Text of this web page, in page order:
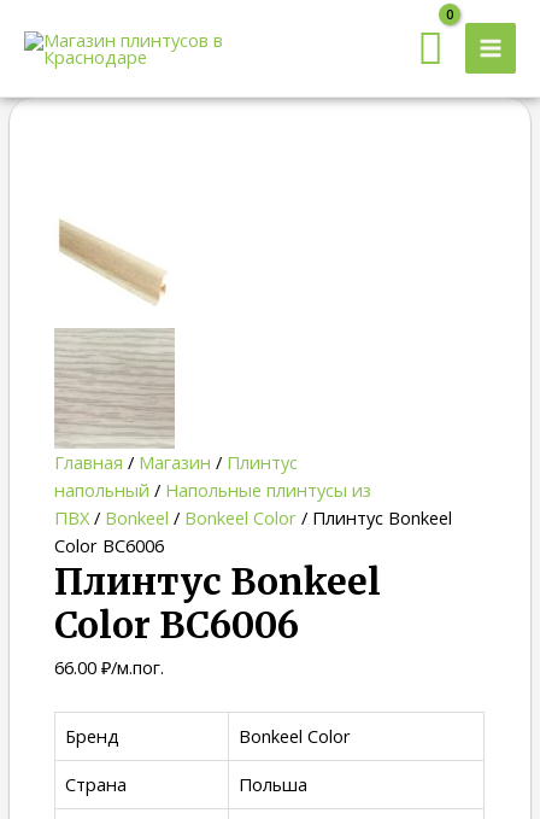
Главная / Магазин / Плинтус
напольный / Напольные плинтусы из
ПВХ / Bonkeel / Bonkeel Color / Плинтус Bonkeel
Color ВС6006
Плинтус Bonkeel
Color ВС6006
66.00₽/м.пог.
Бренд
Bonkeel Color
Страна
Польша
Quantity